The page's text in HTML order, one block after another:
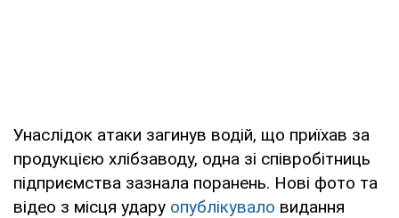
Унаслідок атаки загинув водій, що приїхав за
продукцією хлібзаводу, одна зі співробітниць
підприємства зазнала поранень. Нові фото та
відео з місця удару опублікувало видання